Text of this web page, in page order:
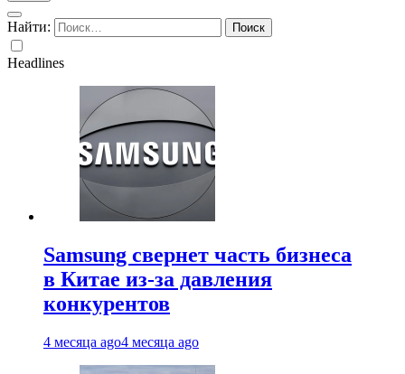
Найти:
Headlines
Samsung свернет часть бизнеса
в Китае из-за давления
конкурентов
4 месяца ago4 месяца ago